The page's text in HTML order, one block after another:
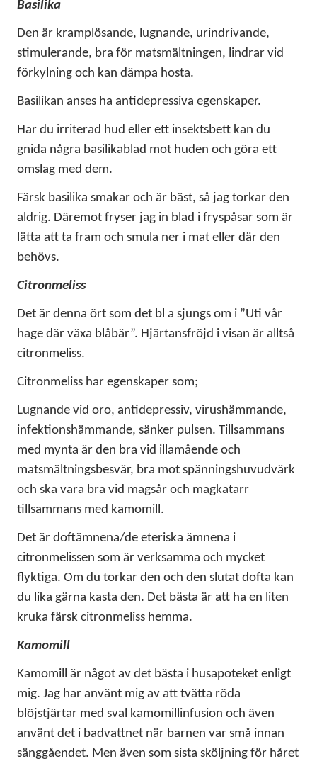
Basilika
Den är kramplösande, lugnande, urindrivande,
stimulerande, bra för matsmältningen, lindrar vid
förkylning och kan dämpa hosta.
Basilikan anses ha antidepressiva egenskaper.
Har du irriterad hud eller ett insektsbett kan du
gnida några basilikablad mot huden och göra ett
omslag med dem.
Färsk basilika smakar och är bäst, så jag torkar den
aldrig. Däremot fryser jag in blad i fryspåsar som är
lätta att ta fram och smula ner i mat eller där den
behövs.
Citronmeliss
Det är denna ört som det bl a sjungs om i ”Uti vår
hage där växa blåbär”. Hjärtansfröjd i visan är alltså
citronmeliss.
Citronmeliss har egenskaper som;
Lugnande vid oro, antidepressiv, virushämmande,
infektionshämmande, sänker pulsen. Tillsammans
med mynta är den bra vid illamående och
matsmältningsbesvär, bra mot spänningshuvudvärk
och ska vara bra vid magsår och magkatarr
tillsammans med kamomill.
Det är doftämnena/de eteriska ämnena i
citronmelissen som är verksamma och mycket
flyktiga. Om du torkar den och den slutat dofta kan
du lika gärna kasta den. Det bästa är att ha en liten
kruka färsk citronmeliss hemma.
Kamomill
Kamomill är något av det bästa i husapoteket enligt
mig. Jag har använt mig av att tvätta röda
blöjstjärtar med sval kamomillinfusion och även
använt det i badvattnet när barnen var små innan
sänggåendet. Men även som sista sköljning för håret